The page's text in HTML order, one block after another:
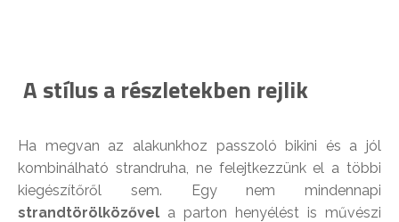
A stílus a részletekben rejlik
Ha megvan az alakunkhoz passzoló bikini és a jól
kombinálható strandruha, ne felejtkezzünk el a többi
kiegészítőről sem. Egy nem mindennapi
strandtörölközővel a parton henyélést is művészi